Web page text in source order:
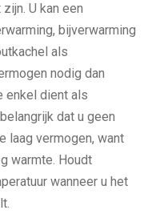
U kan een
bijverwarming
als
nodig dan
enkel dient als
dat u geen
laag vermogen, want
warmte. Houdt
wanneer u het